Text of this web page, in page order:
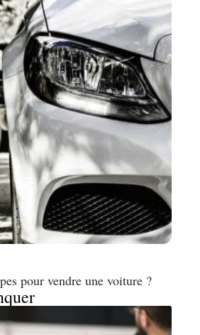
pour vendre une voiture ?